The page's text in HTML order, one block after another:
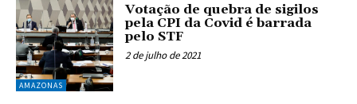
AMAZONAS
Votação de quebra de sigilos
pela CPI da Covid é barrada
pelo STF
2 de julho de 2021